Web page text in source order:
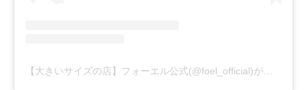
【大きいサイズの店】フォーエル公式(@foel_official)がシェアした投稿